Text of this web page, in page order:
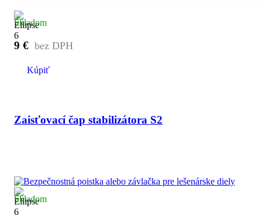
Skladom
9 €
Kúpiť
Zaisťovací čap stabilizátora S2
Skladom